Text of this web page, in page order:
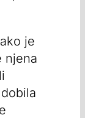
je
njena